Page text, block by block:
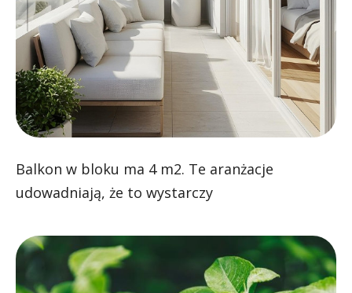
Balkon w bloku ma 4 m2. Te aranżacje
udowadniają, że to wystarczy